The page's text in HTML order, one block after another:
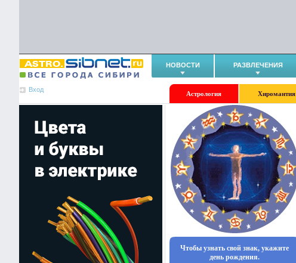
НОВОСТИ РАЗВЛЕЧЕНИЯ
Вход
Астрология Хиромантия
Чтобы узнать свой знак, укажите
день рождения.